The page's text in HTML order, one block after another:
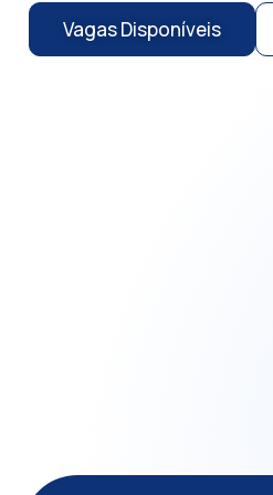
Vagas Disponíveis